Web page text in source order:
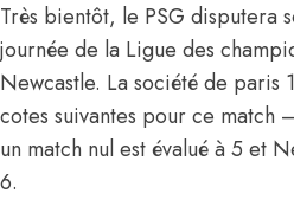
Très bientôt, le PSG disputera
journée de la Ligue des
Newcastle. La société de paris
cotes suivantes pour ce match
un match nul est évalué à 5 et
6.